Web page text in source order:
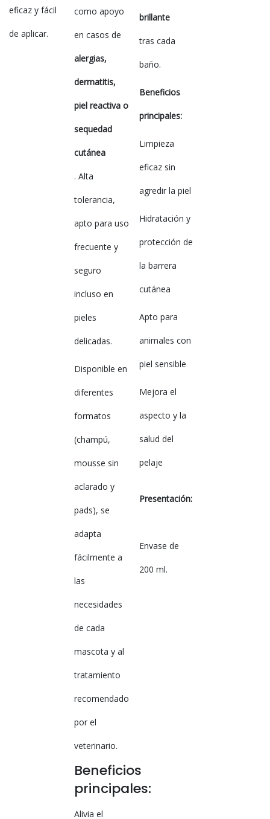
eficaz y fácil
de aplicar.
como apoyo
en casos de
alergias,
dermatitis,
piel reactiva o
sequedad
cutánea
. Alta
tolerancia,
apto para uso
frecuente y
seguro
incluso en
pieles
delicadas.
Disponible en
diferentes
formatos
(champú,
mousse sin
aclarado y
pads), se
adapta
fácilmente a
las
necesidades
de cada
mascota y al
tratamiento
recomendado
por el
veterinario.
Beneficios
principales:
Alivia el
brillante
tras cada
baño.
Beneficios
principales:
Limpieza
eficaz sin
agredir la piel
Hidratación y
protección de
la barrera
cutánea
Apto para
animales con
piel sensible
Mejora el
aspecto y la
salud del
pelaje
Presentación:
Envase de
200 ml.